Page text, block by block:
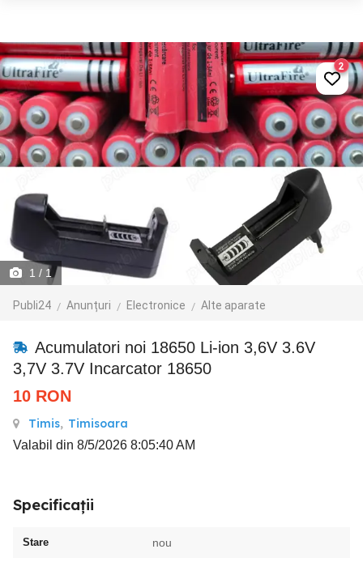
1 / 1
Publi24 Anunțuri Electronice Alte aparate
2
Acumulatori noi 18650 Li-ion 3,6V 3.6V
3,7V 3.7V Incarcator 18650
10 RON
Timis, Timisoara
Valabil din 8/5/2026 8:05:40 AM
Specificații
Stare nou